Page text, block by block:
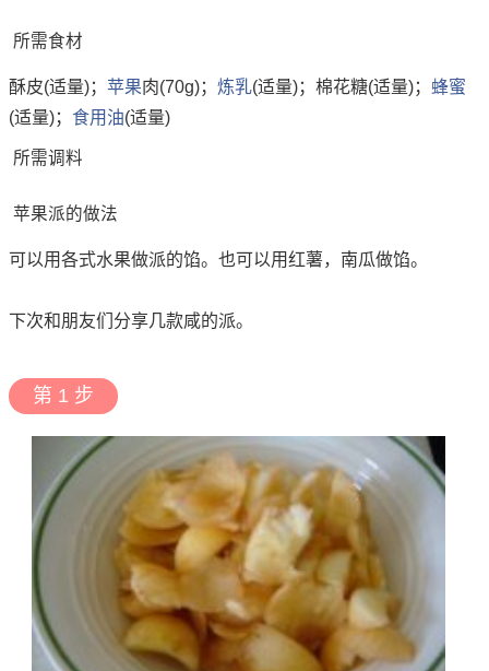
所需食材
酥皮(适量)； 苹果肉(70g)； 炼乳(适量)；棉花糖(适量)； 蜂蜜
(适量)； 食用油(适量)
所需调料
苹果派的做法
可以用各式水果做派的馅。也可以用红薯，南瓜做馅。
下次和朋友们分享几款咸的派。
第 1 步